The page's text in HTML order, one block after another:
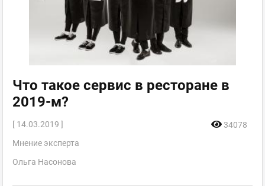
Что такое сервис в ресторане в
2019-м?
[ 14.03.2019 ]
34078
Мнение эксперта
Ольга Насонова